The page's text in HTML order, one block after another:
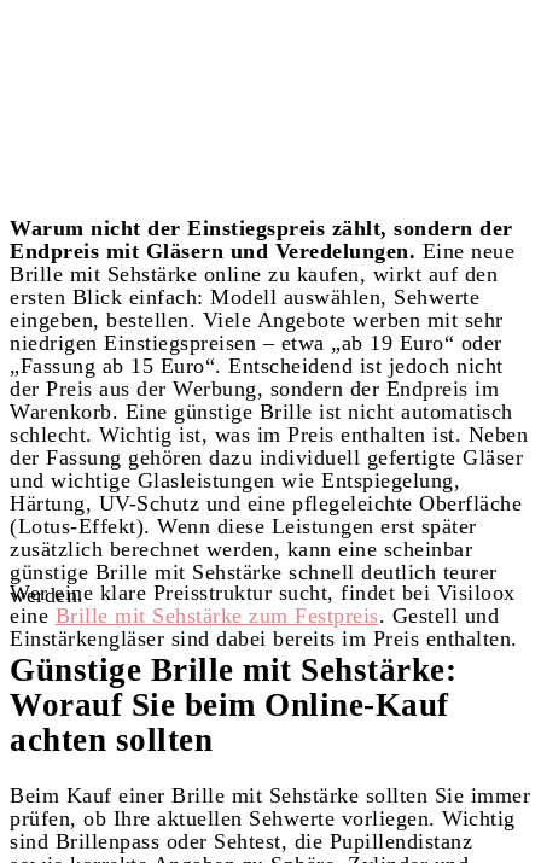
Warum nicht der Einstiegspreis zählt, sondern der
Endpreis mit Gläsern und Veredelungen. Eine neue
Brille mit Sehstärke online zu kaufen, wirkt auf den
ersten Blick einfach: Modell auswählen, Sehwerte
eingeben, bestellen. Viele Angebote werben mit sehr
niedrigen Einstiegspreisen – etwa „ab 19 Euro“ oder
„Fassung ab 15 Euro“. Entscheidend ist jedoch nicht
der Preis aus der Werbung, sondern der Endpreis im
Warenkorb. Eine günstige Brille ist nicht automatisch
schlecht. Wichtig ist, was im Preis enthalten ist. Neben
der Fassung gehören dazu individuell gefertigte Gläser
und wichtige Glasleistungen wie Entspiegelung,
Härtung, UV-Schutz und eine pflegeleichte Oberfläche
(Lotus-Effekt). Wenn diese Leistungen erst später
zusätzlich berechnet werden, kann eine scheinbar
günstige Brille mit Sehstärke schnell deutlich teurer
werden.
Wer eine klare Preisstruktur sucht, findet bei Visiloox
eine Brille mit Sehstärke zum Festpreis. Gestell und
Einstärkengläser sind dabei bereits im Preis enthalten.
Günstige Brille mit Sehstärke:
Worauf Sie beim Online-Kauf
achten sollten
Beim Kauf einer Brille mit Sehstärke sollten Sie immer
prüfen, ob Ihre aktuellen Sehwerte vorliegen. Wichtig
sind Brillenpass oder Sehtest, die Pupillendistanz